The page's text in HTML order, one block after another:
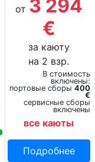
от 3 294
€
за каюту
на 2 взр.
В стоимость
включены:
портовые сборы 400
€
сервисные сборы
включены
все каюты
Подробнее